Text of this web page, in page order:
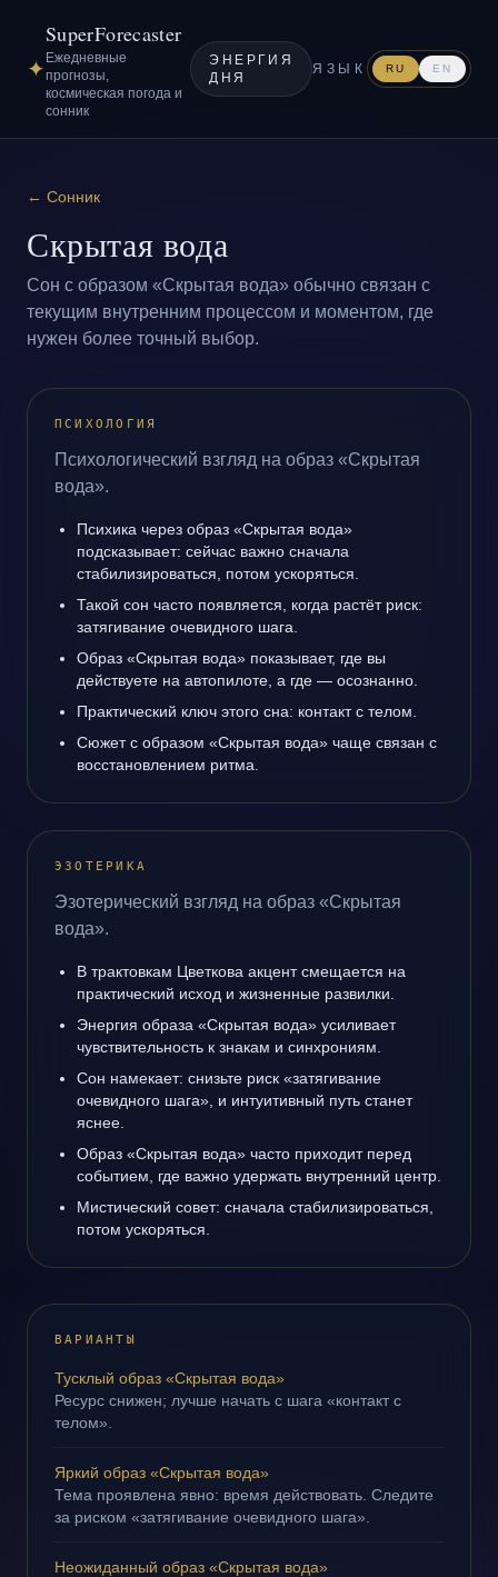
✦
SuperForecaster
Ежедневные
прогнозы,
космическая погода и
сонник
ЭНЕРГИЯ
ДНЯ
ЯЗЫК RU EN
← Сонник
Скрытая вода
Сон с образом «Скрытая вода» обычно связан с
текущим внутренним процессом и моментом, где
нужен более точный выбор.
ПСИХОЛОГИЯ
Психологический взгляд на образ «Скрытая
вода».
Психика через образ «Скрытая вода»
подсказывает: сейчас важно сначала
стабилизироваться, потом ускоряться.
Такой сон часто появляется, когда растёт риск:
затягивание очевидного шага.
Образ «Скрытая вода» показывает, где вы
действуете на автопилоте, а где — осознанно.
Практический ключ этого сна: контакт с телом.
Сюжет с образом «Скрытая вода» чаще связан с
восстановлением ритма.
ЭЗОТЕРИКА
Эзотерический взгляд на образ «Скрытая
вода».
В трактовкам Цветкова акцент смещается на
практический исход и жизненные развилки.
Энергия образа «Скрытая вода» усиливает
чувствительность к знакам и синхрониям.
Сон намекает: снизьте риск «затягивание
очевидного шага», и интуитивный путь станет
яснее.
Образ «Скрытая вода» часто приходит перед
событием, где важно удержать внутренний центр.
Мистический совет: сначала стабилизироваться,
потом ускоряться.
ВАРИАНТЫ
Тусклый образ «Скрытая вода»
Ресурс снижен; лучше начать с шага «контакт с
телом».
Яркий образ «Скрытая вода»
Тема проявлена явно: время действовать. Следите
за риском «затягивание очевидного шага».
Неожиданный образ «Скрытая вода»